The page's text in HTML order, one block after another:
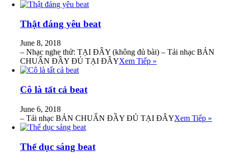
Thật đáng yêu beat
June 8, 2018
– Nhạc nghe thử: TẠI ĐÂY (không đủ bài) – Tải nhạc BẢN
CHUẨN ĐẦY ĐỦ TẠI ĐÂYXem Tiếp »
Cô là tất cả beat
June 6, 2018
– Tải nhạc BẢN CHUẨN ĐẦY ĐỦ TẠI ĐÂYXem Tiếp »
Thể dục sáng beat